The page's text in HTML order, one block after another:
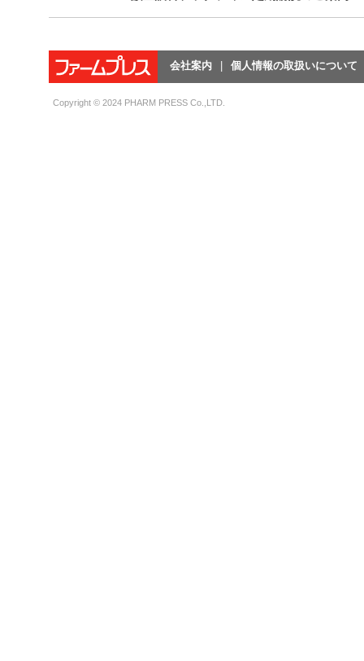
会社案内 個人情報の取扱いについて
Copyright © 2024 PHARM PRESS Co.,LTD.